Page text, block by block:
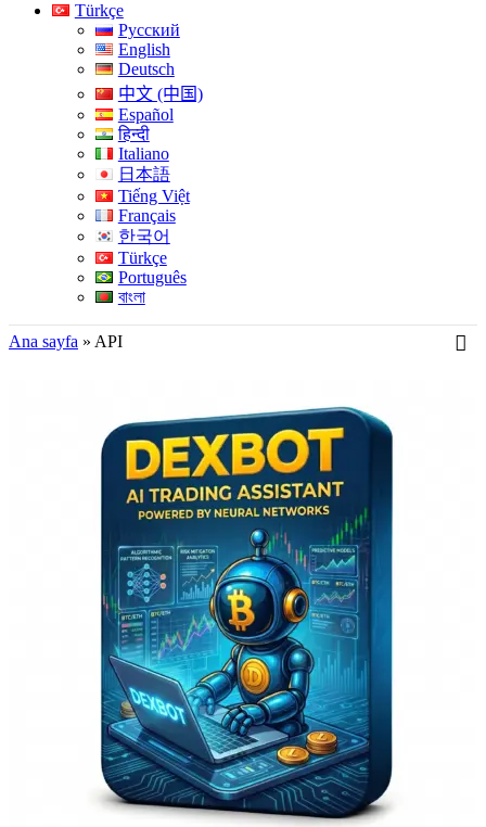
Türkçe
Русский
English
Deutsch
中文 (中国)
Español
हिन्दी
Italiano
日本語
Tiếng Việt
Français
한국어
Türkçe
Português
বাংলা
Ana sayfa » API